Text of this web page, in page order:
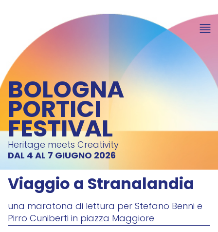
BOLOGNA
PORTICI
FESTIVAL
Heritage meets Creativity
DAL 4 AL 7 GIUGNO 2026
Viaggio a Stranalandia
una maratona di lettura per Stefano Benni e
Pirro Cuniberti in piazza Maggiore